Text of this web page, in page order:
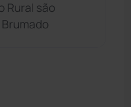
Rural são